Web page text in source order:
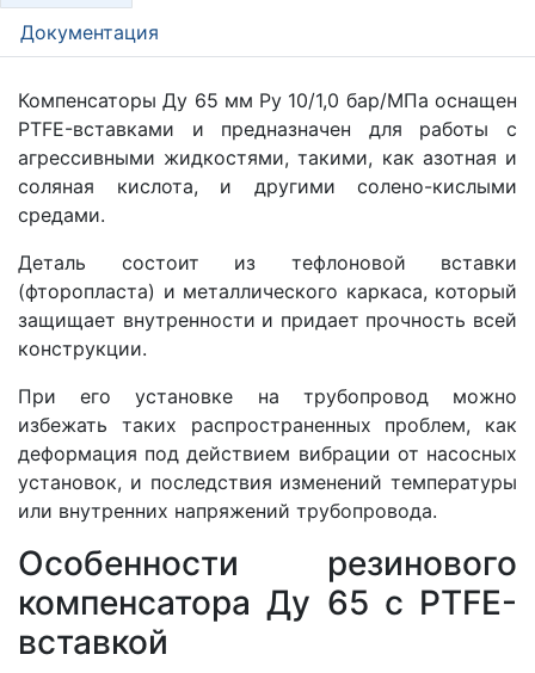
Документация
Компенсаторы Ду 65 мм Ру 10/1,0 бар/МПа оснащен
PTFE-вставками и предназначен для работы с
агрессивными жидкостями, такими, как азотная и
соляная кислота, и другими солено-кислыми
средами.
Деталь состоит из тефлоновой вставки
(фторопласта) и металлического каркаса, который
защищает внутренности и придает прочность всей
конструкции.
При его установке на трубопровод можно
избежать таких распространенных проблем, как
деформация под действием вибрации от насосных
установок, и последствия изменений температуры
или внутренних напряжений трубопровода.
Особенности резинового
компенсатора Ду 65 c PTFE-
вставкой